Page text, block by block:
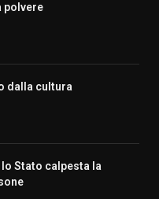
polvere
dalla cultura
lo Stato calpesta la